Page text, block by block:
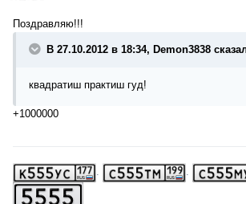
Поздравляю!!!
В 27.10.2012 в 18:34, Demon3838
квадратиш практиш гуд!
+1000000
. .